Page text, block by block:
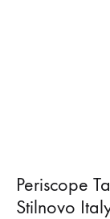
Periscope
Stilnovo